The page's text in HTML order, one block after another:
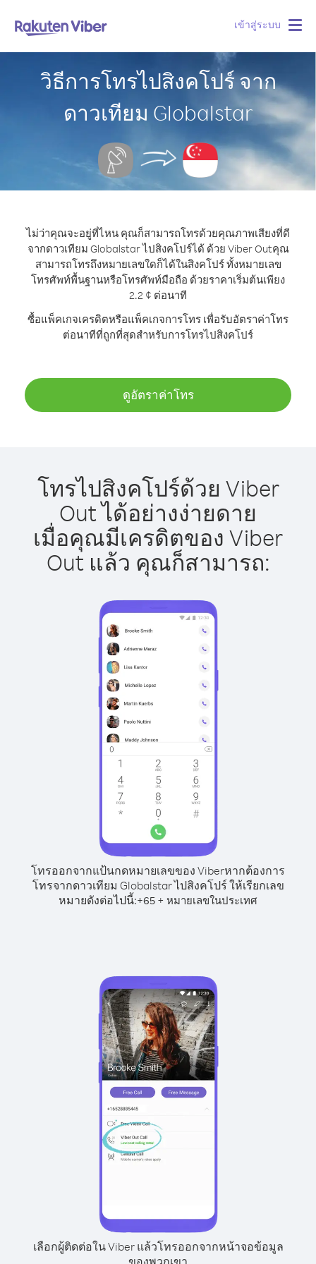
เข้าสู่ระบบ
วิธีการโทรไปสิงคโปร์ จาก
ดาวเทียม Globalstar
ไม่ว่าคุณจะอยู่ที่ไหน คุณก็สามารถโทรด้วยคุณภาพเสียงที่ดี
จากดาวเทียม Globalstar ไปสิงคโปร์ได้ ด้วย Viber Outคุณ
สามารถโทรถึงหมายเลขใดก็ได้ในสิงคโปร์ ทั้งหมายเลข
โทรศัพท์พื้นฐานหรือโทรศัพท์มือถือ ด้วยราคาเริ่มต้นเพียง
2.2 ¢ ต่อนาที
ซื้อแพ็คเกจเครดิตหรือแพ็คเกจการโทร เพื่อรับอัตราค่าโทร
ต่อนาทีที่ถูกที่สุดสำหรับการโทรไปสิงคโปร์
ดูอัตราค่าโทร
โทรไปสิงคโปร์ด้วย Viber
Out ได้อย่างง่ายดาย
เมื่อคุณมีเครดิตของ Viber
Out แล้ว คุณก็สามารถ:
โทรออกจากแป้นกดหมายเลขของ Viberหากต้องการ
โทรจากดาวเทียม Globalstar ไปสิงคโปร์ ให้เรียกเลข
หมายดังต่อไปนี้:+65 + หมายเลขในประเทศ
เลือกผู้ติดต่อใน Viber แล้วโทรออกจากหน้าจอข้อมูล
ของพวกเขา